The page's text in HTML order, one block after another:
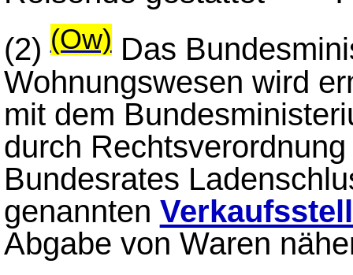
(2)(Ow) Das
Wohnungswesen wird
mit dem
durch
Bundesrates
genannten
Abgabe von Waren